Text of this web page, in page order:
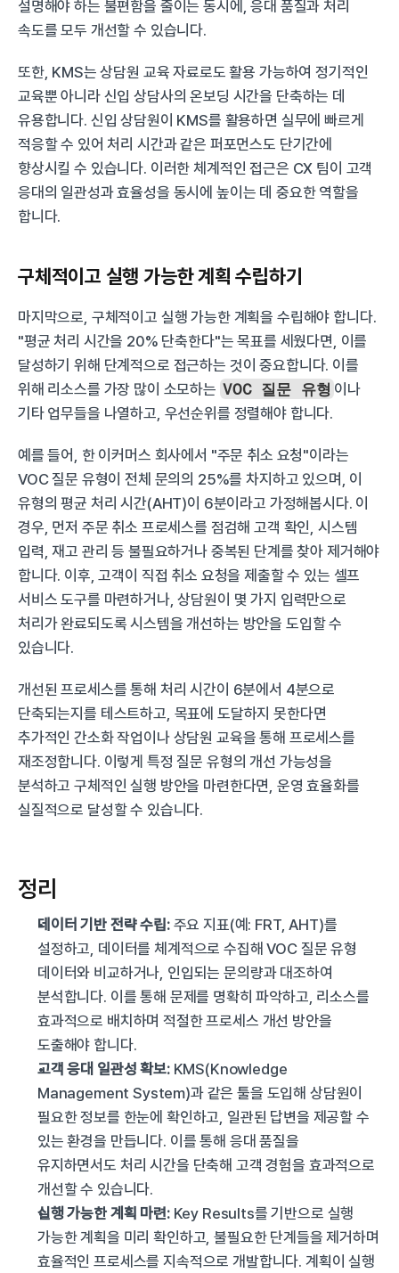
설명해야 하는 불편함을 줄이는 동시에, 응대 품질과 처리
속도를 모두 개선할 수 있습니다.
또한, KMS는 상담원 교육 자료로도 활용 가능하여 정기적인
교육뿐 아니라 신입 상담사의 온보딩 시간을 단축하는 데
유용합니다. 신입 상담원이 KMS를 활용하면 실무에 빠르게
적응할 수 있어 처리 시간과 같은 퍼포먼스도 단기간에
향상시킬 수 있습니다. 이러한 체계적인 접근은 CX 팀이 고객
응대의 일관성과 효율성을 동시에 높이는 데 중요한 역할을
합니다.
구체적이고 실행 가능한 계획 수립하기
마지막으로, 구체적이고 실행 가능한 계획을 수립해야 합니다.
"평균 처리 시간을 20% 단축한다"는 목표를 세웠다면, 이를
달성하기 위해 단계적으로 접근하는 것이 중요합니다. 이를
위해 리소스를 가장 많이 소모하는 VOC 질문 유형 이나
기타 업무들을 나열하고, 우선순위를 정렬해야 합니다.
예를 들어, 한 이커머스 회사에서 "주문 취소 요청"이라는
VOC 질문 유형이 전체 문의의 25%를 차지하고 있으며, 이
유형의 평균 처리 시간(AHT)이 6분이라고 가정해봅시다. 이
경우, 먼저 주문 취소 프로세스를 점검해 고객 확인, 시스템
입력, 재고 관리 등 불필요하거나 중복된 단계를 찾아 제거해야
합니다. 이후, 고객이 직접 취소 요청을 제출할 수 있는 셀프
서비스 도구를 마련하거나, 상담원이 몇 가지 입력만으로
처리가 완료되도록 시스템을 개선하는 방안을 도입할 수
있습니다.
개선된 프로세스를 통해 처리 시간이 6분에서 4분으로
단축되는지를 테스트하고, 목표에 도달하지 못한다면
추가적인 간소화 작업이나 상담원 교육을 통해 프로세스를
재조정합니다. 이렇게 특정 질문 유형의 개선 가능성을
분석하고 구체적인 실행 방안을 마련한다면, 운영 효율화를
실질적으로 달성할 수 있습니다.
정리
데이터 기반 전략 수립: 주요 지표(예: FRT, AHT)를
설정하고, 데이터를 체계적으로 수집해 VOC 질문 유형
데이터와 비교하거나, 인입되는 문의량과 대조하여
분석합니다. 이를 통해 문제를 명확히 파악하고, 리소스를
효과적으로 배치하며 적절한 프로세스 개선 방안을
도출해야 합니다.
고객 응대 일관성 확보: KMS(Knowledge
Management System)과 같은 툴을 도입해 상담원이
필요한 정보를 한눈에 확인하고, 일관된 답변을 제공할 수
있는 환경을 만듭니다. 이를 통해 응대 품질을
유지하면서도 처리 시간을 단축해 고객 경험을 효과적으로
개선할 수 있습니다.
실행 가능한 계획 마련: Key Results를 기반으로 실행
가능한 계획을 미리 확인하고, 불필요한 단계들을 제거하며
효율적인 프로세스를 지속적으로 개발합니다. 계획이 실행